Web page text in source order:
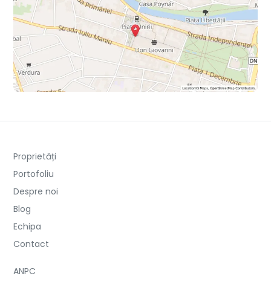
Proprietăți
Portofoliu
Despre noi
Blog
Echipa
Contact
ANPC